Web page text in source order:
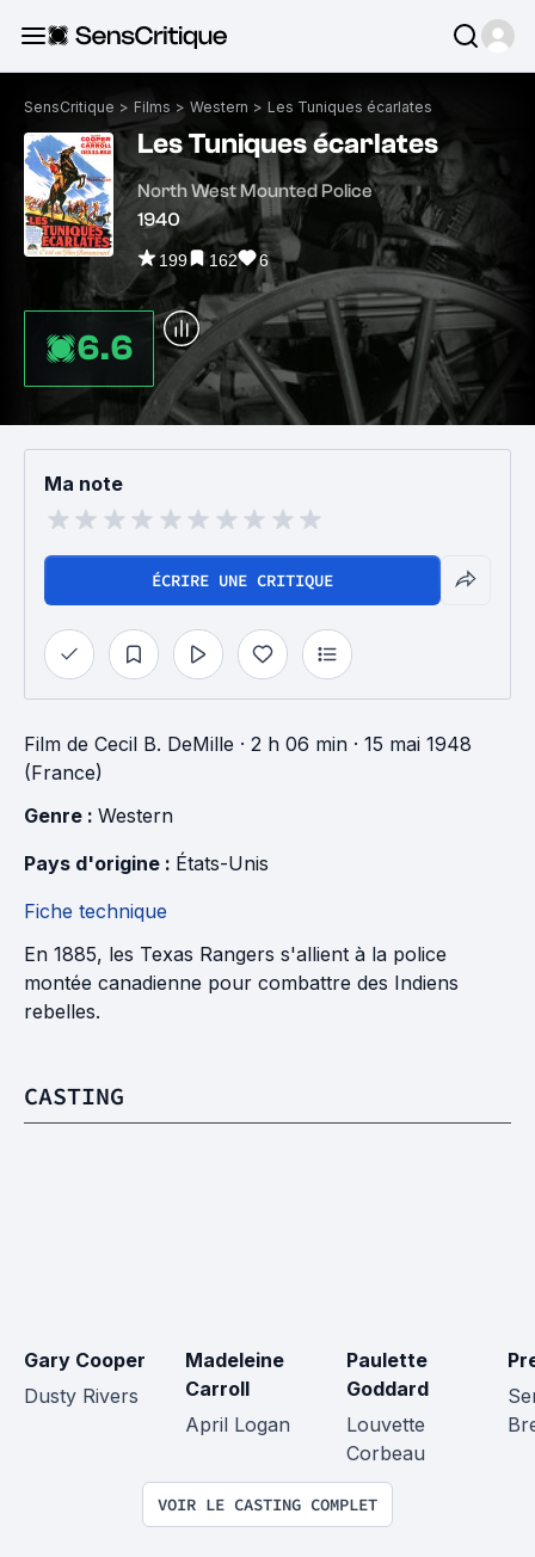
SensCritique > Films > Western > Les Tuniques écarlates
Les Tuniques écarlates
North West Mounted Police
1940
199 162 6
6.6
Ma note
ÉCRIRE UNE CRITIQUE
Film de Cecil B. DeMille · 2 h 06 min · 15 mai 1948
(France)
Genre : Western
Pays d'origine : États-Unis
Fiche technique
En 1885, les Texas Rangers s'allient à la police
montée canadienne pour combattre des Indiens
rebelles.
CASTING
Gary Cooper
Dusty Rivers
Madeleine
Carroll
April Logan
Paulette
Goddard
Louvette
Corbeau
VOIR LE CASTING COMPLET